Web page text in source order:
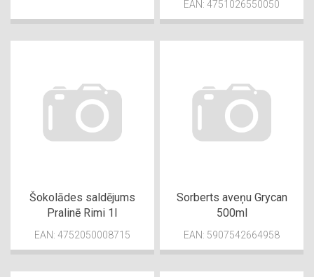
EAN: 4751026550050
Šokolādes saldējums
Pralinē Rimi 1l
EAN: 4752050008715
Sorberts aveņu Grycan
500ml
EAN: 5907542664958